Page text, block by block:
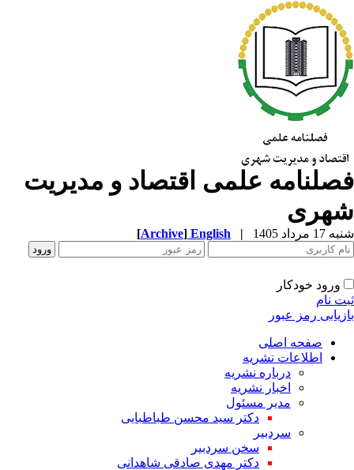
علمی اقتصاد و مدیریت
مرداد 1405 |
English
[Archive]
ورود خودکار
نام
رمز عبور
صفحه اصلی
اطلاعات نشریه
درباره نشریه
اخبار نشریه
مدیر مسئول
دکتر سید محسن طباطبایی
سردبیر
سخن سردبیر
دکتر مهدی صادقی شاهدانی